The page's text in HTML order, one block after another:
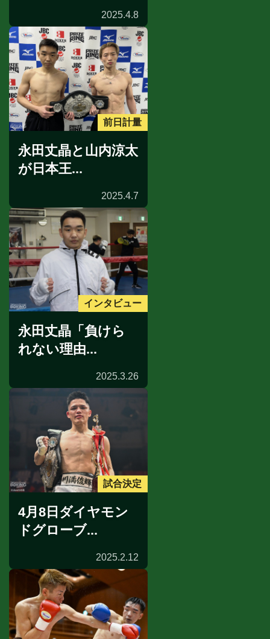
2025.4.8
前日計量
永田丈晶と山内涼太
が日本王...
2025.4.7
インタビュー
永田丈晶「負けら
れない理由...
2025.3.26
試合決定
4月8日ダイヤモン
ドグローブ...
2025.2.12